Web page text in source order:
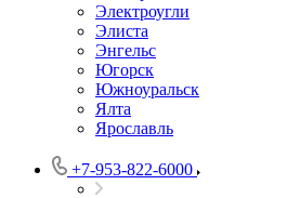
Электроугли
Элиста
Энгельс
Югорск
Южноуральск
Ялта
Ярославль
+7-953-822-6000